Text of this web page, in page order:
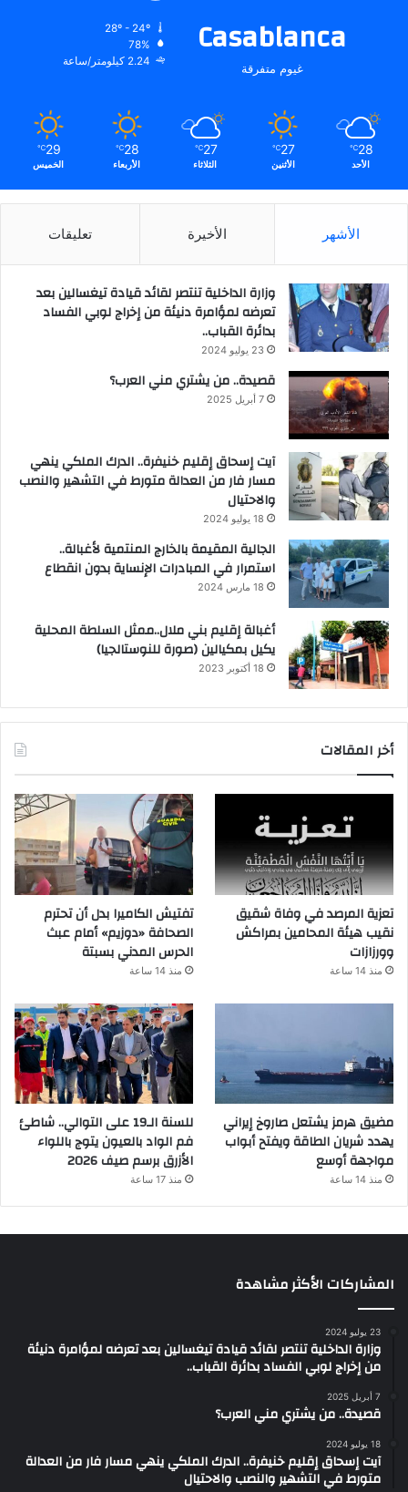
Casablanca
غيوم متفرقة
78%
2.24 كيلومتر/ساعة
28
℃
الأحد
27
℃
الأثنين
27
℃
الثلاثاء
28
℃
الأربعاء
29
℃
الخميس
الأشهر الأخيرة تعليقات
وزارة الداخلية تنتصر لقائد قيادة تيغسالين بعد
تعرضه لمؤامرة دنيئة من إخراج لوبي الفساد
بدائرة القباب..
23 يوليو 2024
قصيدة.. من يشتري مني العرب؟
7 أبريل 2025
آيت إسحاق إقليم خنيفرة.. الدرك الملكي ينهي
مسار فار من العدالة متورط في التشهير والنصب
والاحتيال
18 يوليو 2024
الجالية المقيمة بالخارج المنتمية لأغبالة..
استمرار في المبادرات الإنساية بدون انقطاع
18 مارس 2024
أغبالة إقليم بني ملال..ممثل السلطة المحلية
يكيل بمكيالين (صورة للنوستالجيا)
18 أكتوبر 2023
أخر المقالات
تعزية المرصد في وفاة شقيق
نقيب هيئة المحامين بمراكش
وورزازات
منذ 14 ساعة
تفتيش الكاميرا بدل أن تحترم
الصحافة «دوزيم» أمام عبث
الحرس المدني بسبتة
منذ 14 ساعة
مضيق هرمز يشتعل صاروخ إيراني
يهدد شريان الطاقة ويفتح أبواب
مواجهة أوسع
منذ 14 ساعة
للسنة الـ19 على التوالي.. شاطئ
فم الواد بالعيون يتوج باللواء
الأزرق برسم صيف 2026
منذ 17 ساعة
المشاركات الأكثر مشاهدة
23 يوليو 2024
وزارة الداخلية تنتصر لقائد قيادة تيغسالين بعد تعرضه لمؤامرة دنيئة
من إخراج لوبي الفساد بدائرة القباب..
7 أبريل 2025
قصيدة.. من يشتري مني العرب؟
18 يوليو 2024
آيت إسحاق إقليم خنيفرة.. الدرك الملكي ينهي مسار فار من العدالة
متورط في التشهير والنصب والاحتيال